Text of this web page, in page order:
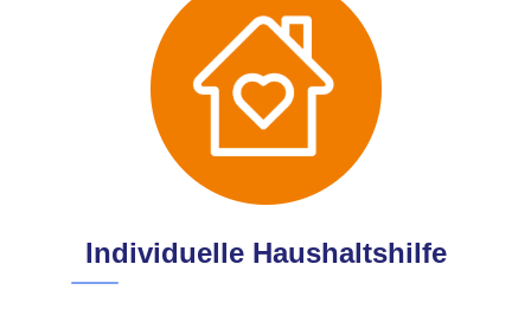
Individuelle Haushaltshilfe